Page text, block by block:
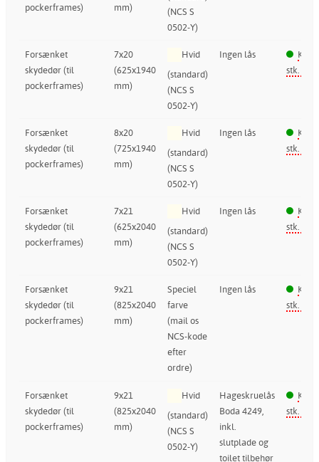
pockerframes)
mm)
(NCS S
0502-Y)
Forsænket
skydedør (til
pockerframes)
7x20
(625x1940
mm)
Hvid
(standard)
(NCS S
0502-Y)
Ingen lås
Kun
stk. i
Forsænket
skydedør (til
pockerframes)
8x20
(725x1940
mm)
Hvid
(standard)
(NCS S
0502-Y)
Ingen lås
Kun
stk. i
Forsænket
skydedør (til
pockerframes)
7x21
(625x2040
mm)
Hvid
(standard)
(NCS S
0502-Y)
Ingen lås
Kun
stk. i
Forsænket
skydedør (til
pockerframes)
9x21
(825x2040
mm)
Speciel
farve
(mail os
NCS-kode
efter
ordre)
Ingen lås
Kun
stk. i
Forsænket
skydedør (til
pockerframes)
9x21
(825x2040
mm)
Hvid
(standard)
(NCS S
0502-Y)
Hageskruelås
Boda 4249,
inkl.
slutplade og
toilet tilbehør
Kun
stk. i